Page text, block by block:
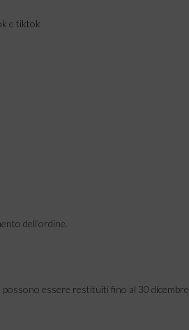
e tiktok
dell’ordine.
essere restituiti fino al 30 dicembre.